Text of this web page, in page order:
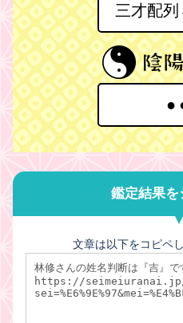
三才配
鑑定結果を
文章は以下をコピペ